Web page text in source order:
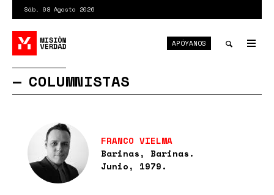
contenido
principal
Sáb. 08 Agosto 2026
search
APÓYANOS
COLUMNISTAS
FRANCO VIELMA
Barinas, Barinas.
Junio, 1979.